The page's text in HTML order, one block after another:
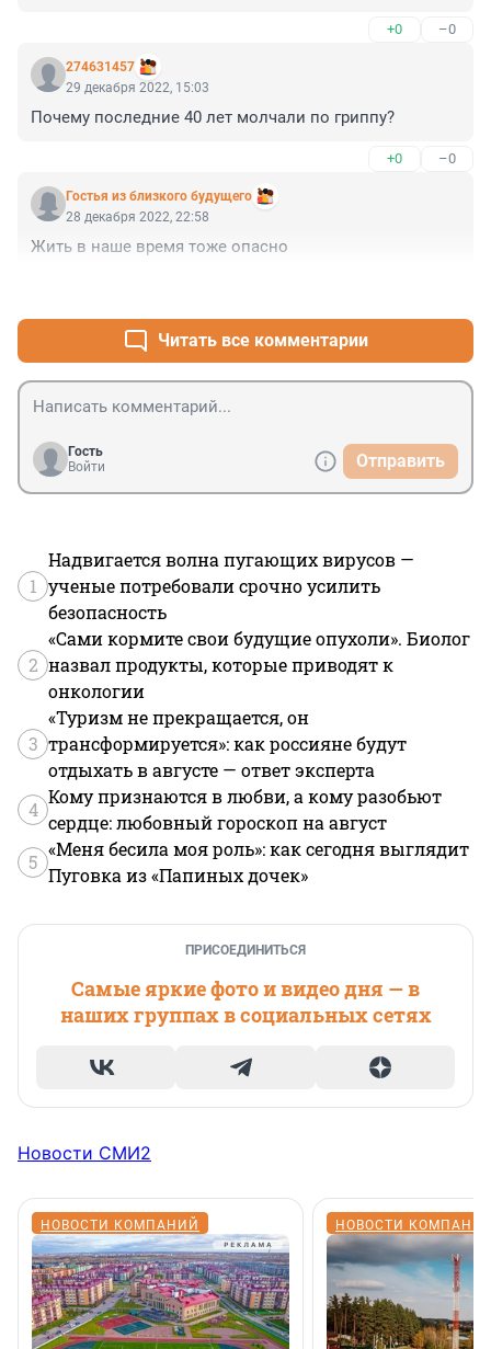
+0 –0
274631457
29 декабря 2022, 15:03
Почему последние 40 лет молчали по гриппу?
+0 –0
Гостья из близкого будущего
28 декабря 2022, 22:58
Жить в наше время тоже опасно
Читать все комментарии
Гость
Войти
Отправить
1
Надвигается волна пугающих вирусов —
ученые потребовали срочно усилить
безопасность
2
«Сами кормите свои будущие опухоли». Биолог
назвал продукты, которые приводят к
онкологии
3
«Туризм не прекращается, он
трансформируется»: как россияне будут
отдыхать в августе — ответ эксперта
4
Кому признаются в любви, а кому разобьют
сердце: любовный гороскоп на август
5
«Меня бесила моя роль»: как сегодня выглядит
Пуговка из «Папиных дочек»
ПРИСОЕДИНИТЬСЯ
Самые яркие фото и видео дня — в
наших группах в социальных сетях
Новости СМИ2
НОВОСТИ КОМПАНИЙ НОВОСТИ